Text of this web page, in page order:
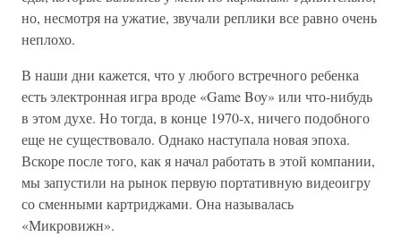
но, несмотря на ужатие, звучали реплики все равно очень
неплохо.
В наши дни кажется, что у любого встречного ребенка
есть электронная игра вроде «Game Boy» или что-нибудь
в этом духе. Но тогда, в конце 1970-х, ничего подобного
еще не существовало. Однако наступала новая эпоха.
Вскоре после того, как я начал работать в этой компании,
мы запустили на рынок первую портативную видеоигру
со сменными картриджами. Она называлась
«Микровижн».